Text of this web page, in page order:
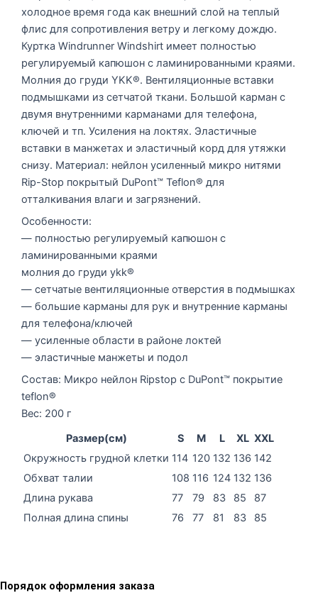
холодное время года как внешний слой на теплый
флис для сопротивления ветру и легкому дождю.
Куртка Windrunner Windshirt имеет полностью
регулируемый капюшон с ламинированными краями.
Молния до груди YKK®. Вентиляционные вставки
подмышками из сетчатой ткани. Большой карман с
двумя внутренними карманами для телефона,
ключей и тп. Усиления на локтях. Эластичные
вставки в манжетах и эластичный корд для утяжки
снизу. Материал: нейлон усиленный микро нитями
Rip-Stop покрытый DuPont™ Teflon® для
отталкивания влаги и загрязнений.
Особенности:
— полностью регулируемый капюшон с
ламинированными краями
молния до груди ykk®
— сетчатые вентиляционные отверстия в подмышках
— большие карманы для рук и внутренние карманы
для телефона/ключей
— усиленные области в районе локтей
— эластичные манжеты и подол
Состав: Микро нейлон Ripstop с DuPont™ покрытие
teflon®
Вес: 200 г
Размер(см)
S M L XL XXL
Окружность грудной клетки 114 120 132 136 142
Обхват талии
108 116 124 132 136
Длина рукава
77 79 83 85
87
Полная длина спины
76 77 81 83 85
Порядок оформления заказа